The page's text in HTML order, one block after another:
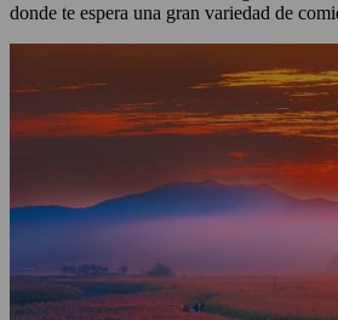
donde te espera una gran variedad de